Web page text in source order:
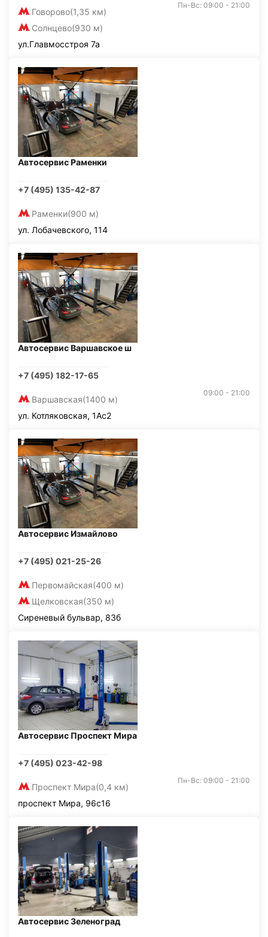
Говорово(1,35 км)
Солнцево(930 м)
Пн-Вс: 09:00 - 21:00
ул.Главмосстроя 7а
Автосервис Раменки
+7 (495) 135-42-87
Раменки(900 м)
ул. Лобачевского, 114
Автосервис Варшавское ш
+7 (495) 182-17-65
Варшавская(1400 м)
09:00 - 21:00
ул. Котляковская, 1Ас2
Автосервис Измайлово
+7 (495) 021-25-26
Первомайская(400 м)
Щелковская(350 м)
Сиреневый бульвар, 83б
Автосервис Проспект Мира
+7 (495) 023-42-98
Проспект Мира(0,4 км)
Пн-Вс: 09:00 - 21:00
проспект Мира, 96с16
Автосервис Зеленоград